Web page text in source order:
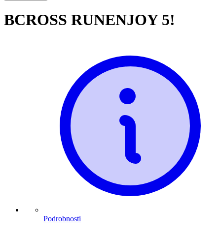
BCROSS RUNENJOY 5!
Podrobnosti